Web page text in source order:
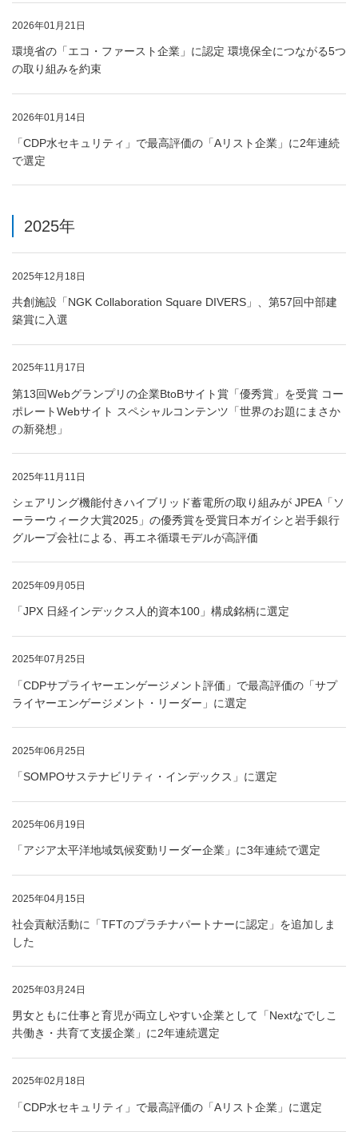
2026年01月21日
環境省の「エコ・ファースト企業」に認定 環境保全につながる5つ
の取り組みを約束
2026年01月14日
「CDP水セキュリティ」で最高評価の「Aリスト企業」に2年連続
で選定
2025年
2025年12月18日
共創施設「NGK Collaboration Square DIVERS」、第57回中部建
築賞に入選
2025年11月17日
第13回Webグランプリの企業BtoBサイト賞「優秀賞」を受賞 コー
ポレートWebサイト スペシャルコンテンツ「世界のお題にまさか
の新発想」
2025年11月11日
シェアリング機能付きハイブリッド蓄電所の取り組みが JPEA「ソ
ーラーウィーク大賞2025」の優秀賞を受賞日本ガイシと岩手銀行
グループ会社による、再エネ循環モデルが高評価
2025年09月05日
「JPX 日経インデックス人的資本100」構成銘柄に選定
2025年07月25日
「CDPサプライヤーエンゲージメント評価」で最高評価の「サプ
ライヤーエンゲージメント・リーダー」に選定
2025年06月25日
「SOMPOサステナビリティ・インデックス」に選定
2025年06月19日
「アジア太平洋地域気候変動リーダー企業」に3年連続で選定
2025年04月15日
社会貢献活動に「TFTのプラチナパートナーに認定」を追加しま
した
2025年03月24日
男女ともに仕事と育児が両立しやすい企業として「Nextなでしこ
共働き・共育て支援企業」に2年連続選定
2025年02月18日
「CDP水セキュリティ」で最高評価の「Aリスト企業」に選定